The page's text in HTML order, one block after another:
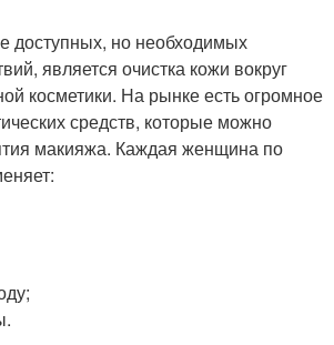
доступных, но необходимых
является очистка кожи вокруг
косметики. На рынке есть огромное
средств, которые можно
макияжа. Каждая женщина по